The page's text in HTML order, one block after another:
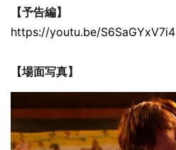
【予告編】
https://youtu.be/S6SaGYxV7i4
【場面写真】